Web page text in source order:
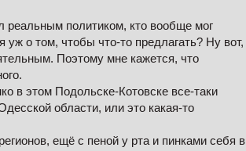
реальным политиком, кто вообще мог
о том, чтобы что-то предлагать? Ну вот,
Поэтому мне кажется, что
в этом Подольске-Котовске все-таки
области, или это какая-то
ещё с пеной у рта и пинками себя в